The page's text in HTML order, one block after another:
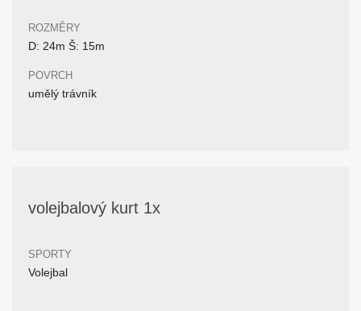
ROZMĚRY
D: 24m Š: 15m
POVRCH
umělý trávník
volejbalový kurt 1x
SPORTY
Volejbal